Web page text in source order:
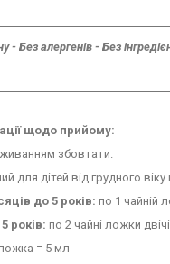
- Без алергенів - Без
щодо прийому:
збовтати.
для дітей від грудного віку
до 5 років: по 1 чайній
років: по 2 чайні ложки
= 5 мл